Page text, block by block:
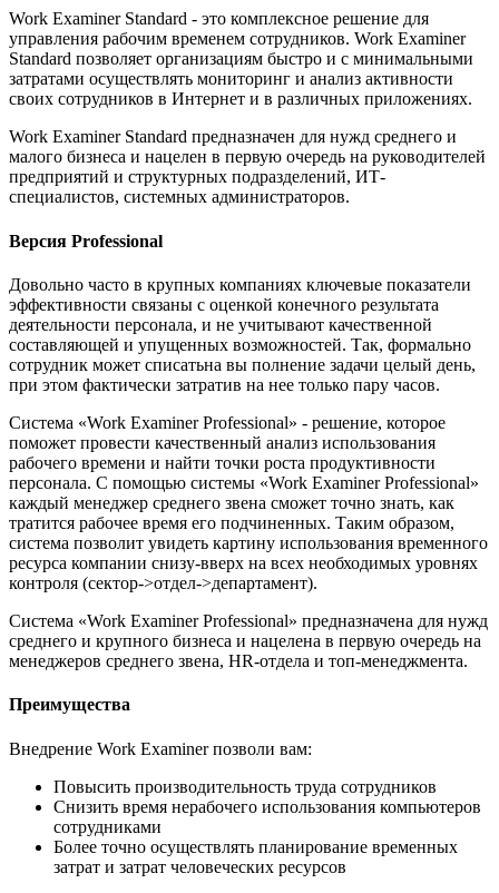
Work Examiner Standard - это комплексное решение для
управления рабочим временем сотрудников. Work Examiner
Standard позволяет организациям быстро и с минимальными
затратами осуществлять мониторинг и анализ активности
своих сотрудников в Интернет и в различных приложениях.
Work Examiner Standard предназначен для нужд среднего и
малого бизнеса и нацелен в первую очередь на руководителей
предприятий и структурных подразделений, ИТ-
специалистов, системных администраторов.
Версия Professional
Довольно часто в крупных компаниях ключевые показатели
эффективности связаны с оценкой конечного результата
деятельности персонала, и не учитывают качественной
составляющей и упущенных возможностей. Так, формально
сотрудник может списатьна вы полнение задачи целый день,
при этом фактически затратив на нее только пару часов.
Система «Work Examiner Professional» - решение, которое
поможет провести качественный анализ использования
рабочего времени и найти точки роста продуктивности
персонала. С помощью системы «Work Examiner Professional»
каждый менеджер среднего звена сможет точно знать, как
тратится рабочее время его подчиненных. Таким образом,
система позволит увидеть картину использования временного
ресурса компании снизу-вверх на всех необходимых уровнях
контроля (сектор->отдел->департамент).
Система «Work Examiner Professional» предназначена для нужд
среднего и крупного бизнеса и нацелена в первую очередь на
менеджеров среднего звена, HR-отдела и топ-менеджмента.
Преимущества
Внедрение Work Examiner позволи вам:
Повысить производительность труда сотрудников
Снизить время нерабочего использования компьютеров
сотрудниками
Более точно осуществлять планирование временных
затрат и затрат человеческих ресурсов